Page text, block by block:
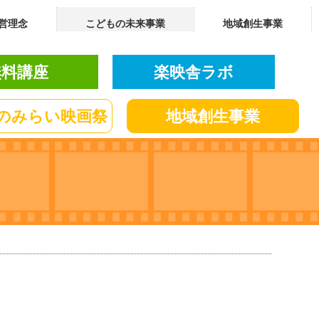
理念 こどもの未来事業 地域創生事業
講座
楽映舎ラボ
みらい映画祭 地域創生事業